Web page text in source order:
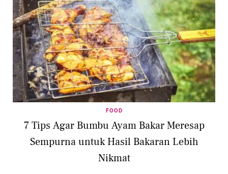
FOOD
7 Tips Agar Bumbu Ayam Bakar Meresap
Sempurna untuk Hasil Bakaran Lebih
Nikmat